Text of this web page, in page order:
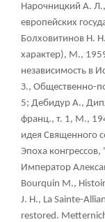
Нарочницкий А.
европейских
Болховитинов Н.
характер), М.,
независимость в
З., Общественно-
5; Дебидур A.,
франц., т. 1, М.,
идея Священного
Эпоха
Император
Bourquin M.,
J. H., La Sainte-
restored.